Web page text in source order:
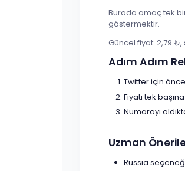
Burada amaç tek
göstermektir.
Güncel fiyat: 2,79
Adım Adım
Twitter için
Fiyatı tek
Numarayı
Uzman
Russia